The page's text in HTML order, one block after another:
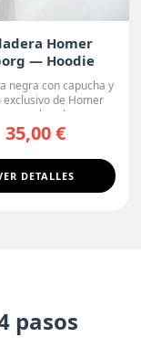
Homer
— Hoodie
negra con capucha y
exclusivo de Homer
con la cabeza ...
35,00 €
DETALLES
pasos